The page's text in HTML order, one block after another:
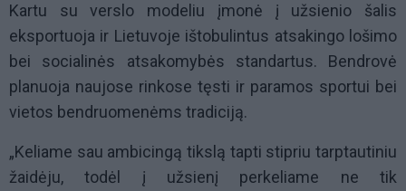
Kartu su verslo modeliu įmonė į užsienio šalis
eksportuoja ir Lietuvoje ištobulintus atsakingo lošimo
bei socialinės atsakomybės standartus. Bendrovė
planuoja naujose rinkose tęsti ir paramos sportui bei
vietos bendruomenėms tradiciją.
„Keliame sau ambicingą tikslą tapti stipriu tarptautiniu
žaidėju, todėl į užsienį perkeliame ne tik